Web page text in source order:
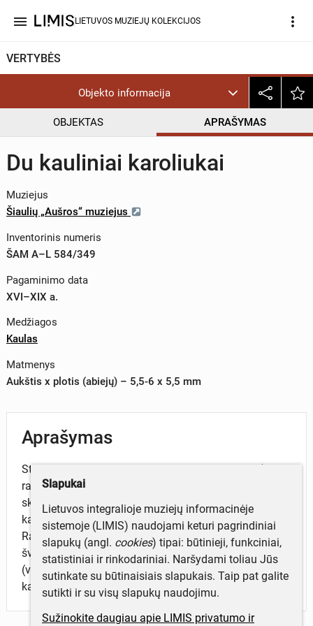
menu LIETUVOS MUZIEJŲ KOLEKCIJOS more_vert
VERTYBĖS
Objekto informacija
OBJEKTAS APRAŠYMAS
Du kauliniai karoliukai
Muziejus
Šiaulių „Aušros“ muziejus
Inventorinis numeris
ŠAM A–L 584/349
Pagaminimo data
XVI–XIX a.
Medžiagos
Kaulas
Matmenys
Aukštis x plotis (abiejų) – 5,5-6 x 5,5 mm
Aprašymas
Statinaitės formos vėrinio du karoliukai iš kaulo (arba
rago). Gelsvos spalvos. Centre yra 2 mm skersmens
skylutė. Galimai vienas vėrinys su kitais to paties kapo
karoliukais.
Rasta Šiaulių m., Šv. Apaštalų Petro ir Povilo katedros
šventoriuje 2020-2021 m. archeologinių tyrimų metu
(vad. J. Sadauskas ir S. Sprindys). Perkasa Nr 8,
kapas Nr. 30.
Slapukai
Lietuvos integralioje muziejų informacinėje
sistemoje (LIMIS) naudojami keturi pagrindiniai
slapukų (angl. cookies) tipai: būtinieji, funkciniai,
statistiniai ir rinkodariniai. Naršydami toliau Jūs
sutinkate su būtinaisiais slapukais. Taip pat galite
sutikti ir su visų slapukų naudojimu.
Sužinokite daugiau apie LIMIS privatumo ir